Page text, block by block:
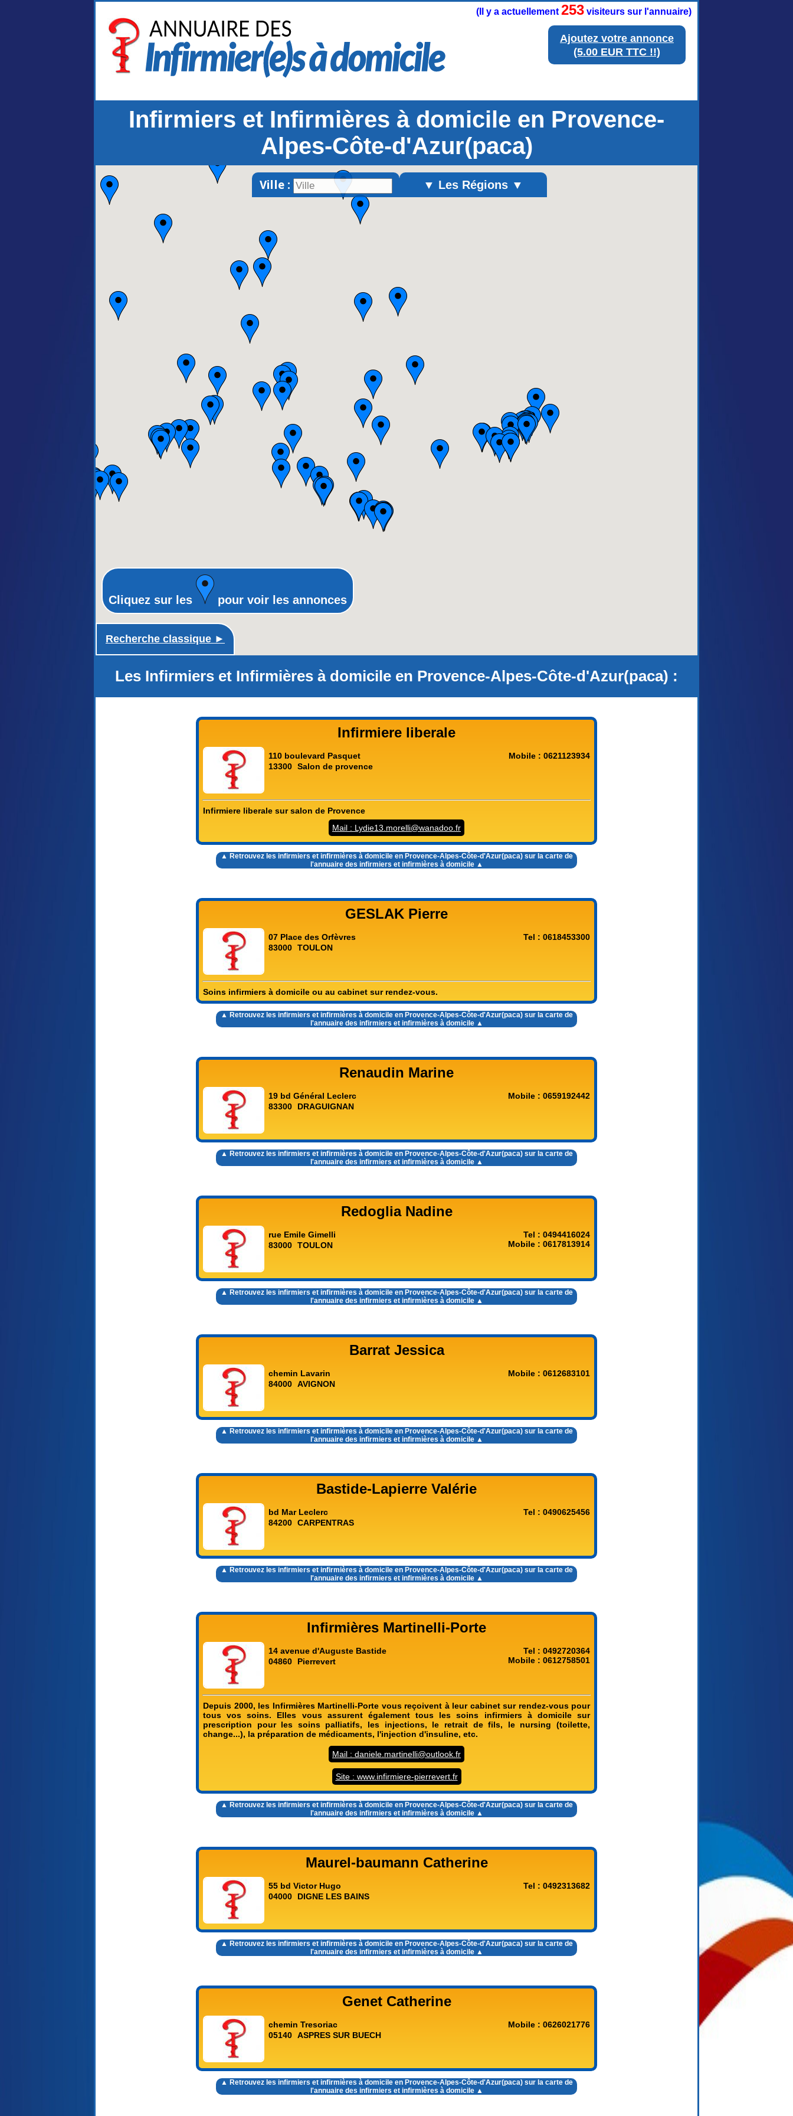
Ajoutez votre annonce
(5.00 EUR TTC !!)
(Il y a actuellement 253 visiteurs sur l'annuaire)
Infirmiers et Infirmières à domicile en Provence-
Alpes-Côte-d'Azur(paca)
Ville : ▼ Les Régions ▼
Lorraine
Midi-Pyrénées
Nord-Pas-de-Calais
Recherche classique ►
Cliquez sur les pour voir les annonces
Les Infirmiers et Infirmières à domicile en Provence-Alpes-Côte-d'Azur(paca) :
Infirmiere liberale
110 boulevard Pasquet
13300 Salon de provence
Mobile : 0621123934
Infirmiere liberale sur salon de Provence
Mail : Lydie13.morelli@wanadoo.fr
▲ Retrouvez les infirmiers et infirmières à domicile en Provence-Alpes-Côte-d'Azur(paca)sur la carte de
l'annuaire des infirmiers et infirmières à domicile ▲
GESLAK Pierre
07 Place des Orfèvres
83000 TOULON
Tel : 0618453300
Soins infirmiers à domicile ou au cabinet sur rendez-vous.
▲ Retrouvez les infirmiers et infirmières à domicile en Provence-Alpes-Côte-d'Azur(paca)sur la carte de
l'annuaire des infirmiers et infirmières à domicile ▲
Renaudin Marine
19 bd Général Leclerc
83300
DRAGUIGNAN
Mobile : 0659192442
▲ Retrouvez les infirmiers et infirmières à domicile en Provence-Alpes-Côte-d'Azur(paca)sur la carte de
l'annuaire des infirmiers et infirmières à domicile ▲
Redoglia Nadine
rue Emile Gimelli
83000 TOULON
Tel : 0494416024
Mobile : 0617813914
▲ Retrouvez les infirmiers et infirmières à domicile en Provence-Alpes-Côte-d'Azur(paca)sur la carte de
l'annuaire des infirmiers et infirmières à domicile ▲
Barrat Jessica
chemin Lavarin
84000 AVIGNON
Mobile : 0612683101
▲ Retrouvez les infirmiers et infirmières à domicile en Provence-Alpes-Côte-d'Azur(paca)sur la carte de
l'annuaire des infirmiers et infirmières à domicile ▲
Bastide-Lapierre Valérie
bd Mar Leclerc
84200 CARPENTRAS
Tel : 0490625456
▲ Retrouvez les infirmiers et infirmières à domicile en Provence-Alpes-Côte-d'Azur(paca)sur la carte de
l'annuaire des infirmiers et infirmières à domicile ▲
Infirmières Martinelli-Porte
14 avenue d'Auguste Bastide
04860
Pierrevert
Tel : 0492720364
Mobile : 0612758501
Depuis 2000, les Infirmières Martinelli-Porte vous reçoivent à leur cabinet sur rendez-vous pour
tous vos soins. Elles vous assurent également tous les soins infirmiers à domicile sur
prescription pour les soins palliatifs, les injections, le retrait de fils, le nursing (toilette,
change...), la préparation de médicaments, l'injection d'insuline, etc.
Mail : daniele.martinelli@outlook.fr
Site : www.infirmiere-pierrevert.fr
▲ Retrouvez les infirmiers et infirmières à domicile en Provence-Alpes-Côte-d'Azur(paca)sur la carte de
l'annuaire des infirmiers et infirmières à domicile ▲
Maurel-baumann Catherine
55 bd Victor Hugo
04000
DIGNE LES BAINS
Tel : 0492313682
▲ Retrouvez les infirmiers et infirmières à domicile en Provence-Alpes-Côte-d'Azur(paca)sur la carte de
l'annuaire des infirmiers et infirmières à domicile ▲
Genet Catherine
chemin Tresoriac
05140 ASPRES SUR BUECH
Mobile : 0626021776
▲ Retrouvez les infirmiers et infirmières à domicile en Provence-Alpes-Côte-d'Azur(paca)sur la carte de
l'annuaire des infirmiers et infirmières à domicile ▲